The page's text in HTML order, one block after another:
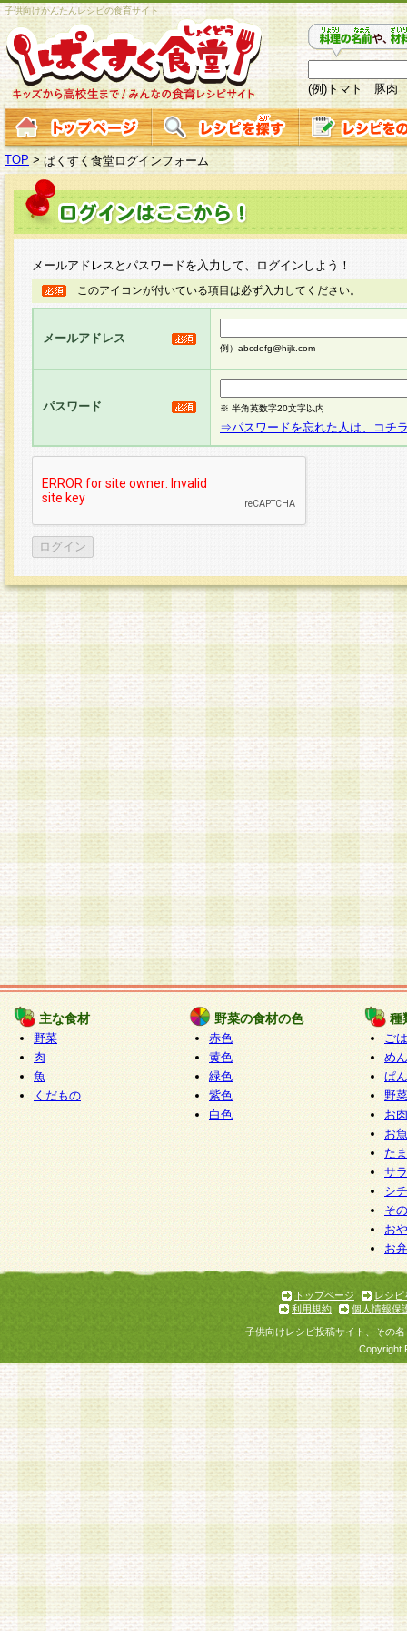
子供向けかんたんレシピの食育サイト
(例)トマト 豚肉
TOP > ぱくすく食堂ログインフォーム
メールアドレスとパスワードを入力して、ログインしよう！
このアイコンが付いている項目は必ず入力してください。
メールアドレス
例）abcdefg@hijk.com
パスワード ※ 半角英数字20文字以内
⇒パスワードを忘れた人は、コチ
主な食材
野菜
肉
魚
くだもの
野菜の食材の色
赤色
黄色
緑色
紫色
白色
種
ご
めん
ぱん
野
お
お
た
サ
シ
そ
お
お
トップページ
レシピ
利用規約
個人情報保
子供向けレシピ投稿サイト、その
Copyright